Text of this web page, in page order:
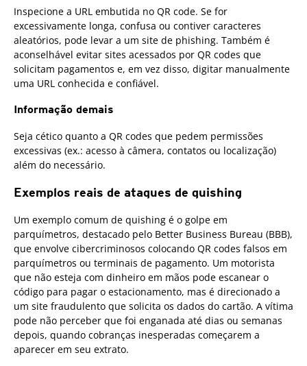
Inspecione a URL embutida no QR code. Se for
excessivamente longa, confusa ou contiver caracteres
aleatórios, pode levar a um site de phishing. Também é
aconselhável evitar sites acessados por QR codes que
solicitam pagamentos e, em vez disso, digitar manualmente
uma URL conhecida e confiável.
Informação demais
Seja cético quanto a QR codes que pedem permissões
excessivas (ex.: acesso à câmera, contatos ou localização)
além do necessário.
Exemplos reais de ataques de quishing
Um exemplo comum de quishing é o golpe em
parquímetros, destacado pelo Better Business Bureau (BBB),
que envolve cibercriminosos colocando QR codes falsos em
parquímetros ou terminais de pagamento. Um motorista
que não esteja com dinheiro em mãos pode escanear o
código para pagar o estacionamento, mas é direcionado a
um site fraudulento que solicita os dados do cartão. A vítima
pode não perceber que foi enganada até dias ou semanas
depois, quando cobranças inesperadas começarem a
aparecer em seu extrato.